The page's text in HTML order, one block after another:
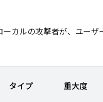
カルの攻撃者が、ユー
タイプ 重大度